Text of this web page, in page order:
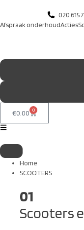
020 615
Afspraak onderhoudActies
€0.00 0
Home
SCOOTERS
01
Scooters